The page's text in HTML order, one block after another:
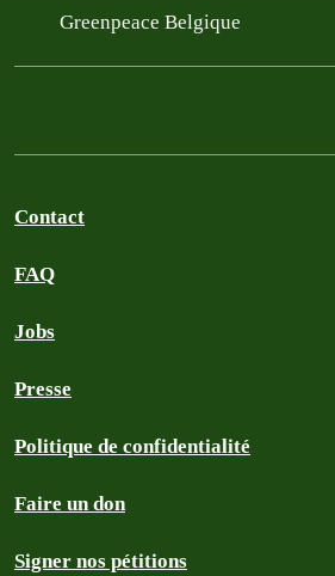
Greenpeace Belgique
Contact
FAQ
Jobs
Presse
Politique de confidentialité
Faire un don
Signer nos pétitions